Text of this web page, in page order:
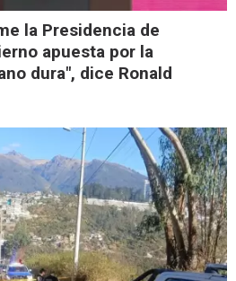
la Presidencia de
apuesta por la
dura", dice Ronald